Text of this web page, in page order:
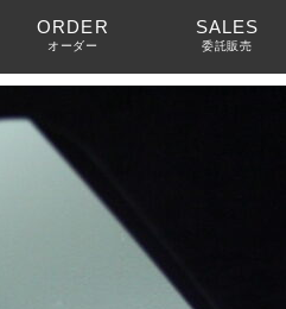
ORDER
オーダー
SALES
委託販売